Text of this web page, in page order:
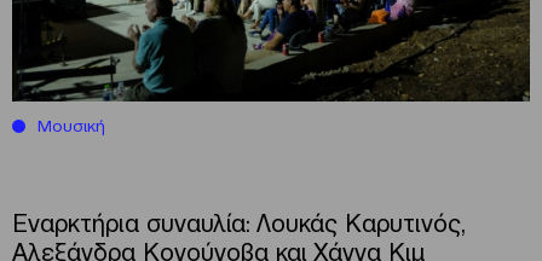
Μουσική
Εναρκτήρια συναυλία: Λουκάς Καρυτινός,
Αλεξάνδρα Κονούνοβα και Χάννα Κιμ